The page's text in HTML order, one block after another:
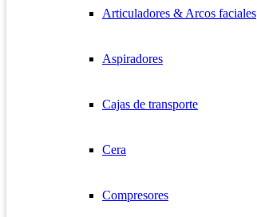
Articuladores & Arcos faciales
Aspiradores
Cajas de transporte
Cera
Compresores